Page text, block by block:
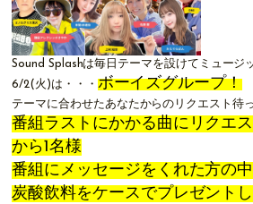
Sound Splashは毎日テーマを設けてミュージ
6/2(火)は・・・ ボーイズグループ！
テーマに合わせたあなたからのリクエスト待
番組ラストにかかる曲にリクエ
から1名様
番組にメッセージをくれた方の
炭酸飲料をケースでプレゼント